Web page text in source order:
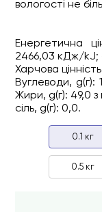
вологості не
Енергетична
2466,03 кДж/kJ;
Харчова
Вуглеводи, g(г):
Жири, g(г): 49,0
сіль, g(г): 0,0.
0.1 кг
0.5 кг